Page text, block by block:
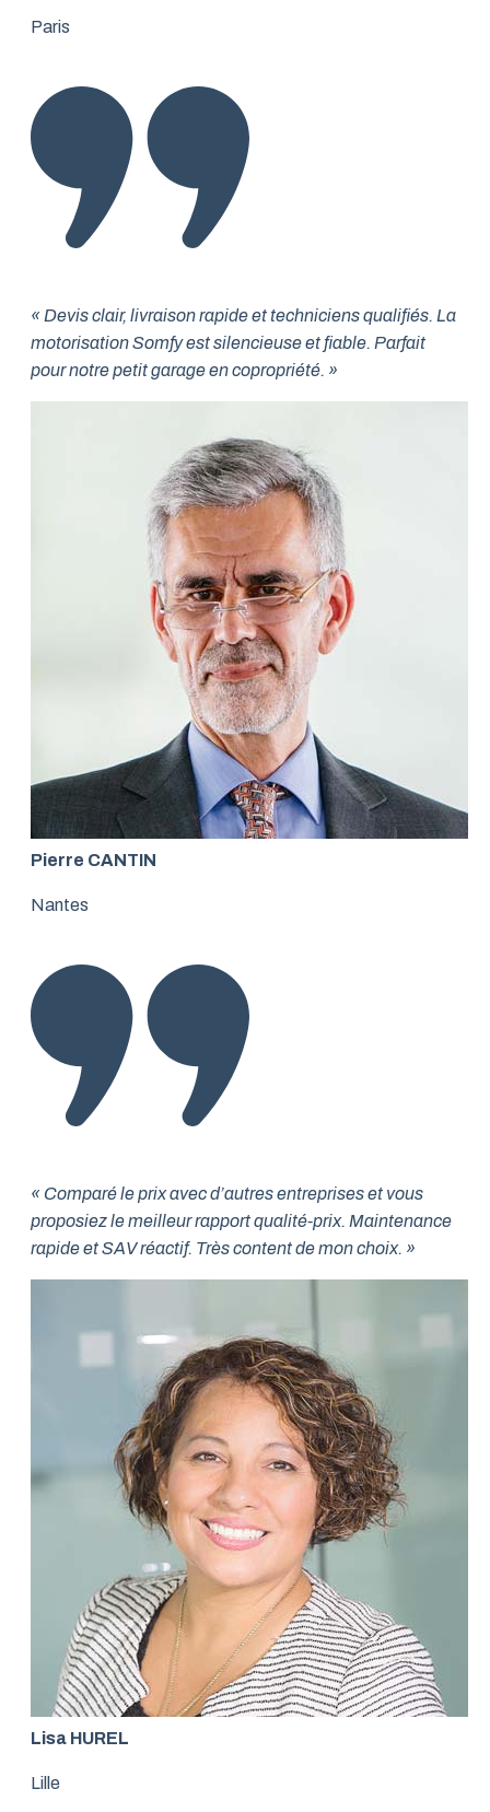
Paris
« Devis clair, livraison rapide et techniciens qualifiés. La
motorisation Somfy est silencieuse et fiable. Parfait
pour notre petit garage en copropriété. »
Pierre CANTIN
Nantes
« Comparé le prix avec d’autres entreprises et vous
proposiez le meilleur rapport qualité-prix. Maintenance
rapide et SAV réactif. Très content de mon choix. »
Lisa HUREL
Lille